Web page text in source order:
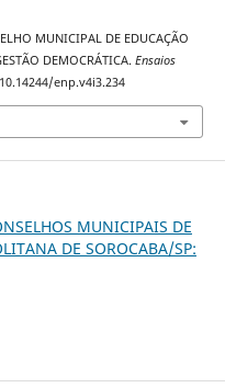
MUNICIPAL DE EDUCAÇÃO
DEMOCRÁTICA. Ensaios
enp.v4i3.234
MUNICIPAIS DE
DE SOROCABA/SP: